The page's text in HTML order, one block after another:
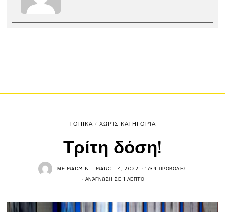
ΤΟΠΙΚΆ / ΧΩΡΊΣ ΚΑΤΗΓΟΡΊΑ
Τρίτη δόση!
ΜΕ MADMIN MARCH 4, 2022 1734 ΠΡΟΒΟΛΈΣ
ΑΝΆΓΝΩΣΗ ΣΕ 1 ΛΕΠΤΌ